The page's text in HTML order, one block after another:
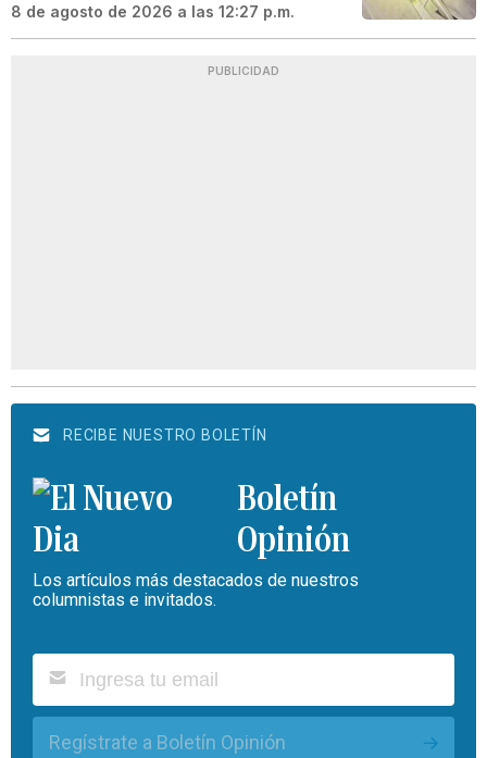
8 de agosto de 2026 a las 12:27 p.m.
PUBLICIDAD
RECIBE NUESTRO BOLETÍN
Boletín
Opinión
Los artículos más destacados de nuestros
columnistas e invitados.
Regístrate a Boletín Opinión